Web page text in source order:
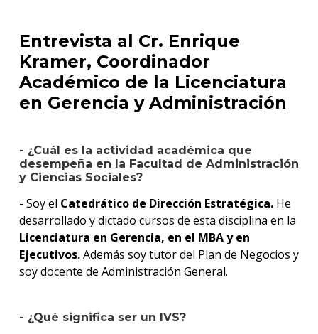
Entrevista al Cr. Enrique
Kramer, Coordinador
Académico de la Licenciatura
en Gerencia y Administración
- ¿Cuál es la actividad académica que
desempeña en la Facultad de Administración
y Ciencias Sociales?
- Soy el Catedrático de Dirección Estratégica.He
desarrollado y dictado cursos de esta disciplina en la
Licenciatura en Gerencia, en el MBA y en
Ejecutivos.Además soy tutor del Plan de Negocios y
soy docente de Administración General.
- ¿Qué significa ser un IVS?